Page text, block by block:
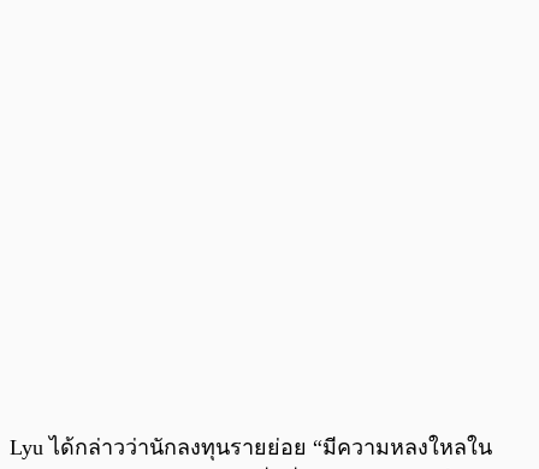
Lyu ได้กล่าวว่านักลงทุนรายย่อย “มีความหลงใหลใน